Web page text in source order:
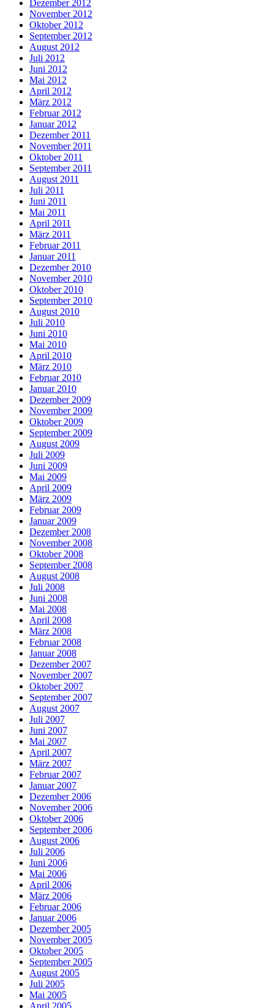
Dezember 2012
November 2012
Oktober 2012
September 2012
August 2012
Juli 2012
Juni 2012
Mai 2012
April 2012
März 2012
Februar 2012
Januar 2012
Dezember 2011
November 2011
Oktober 2011
September 2011
August 2011
Juli 2011
Juni 2011
Mai 2011
April 2011
März 2011
Februar 2011
Januar 2011
Dezember 2010
November 2010
Oktober 2010
September 2010
August 2010
Juli 2010
Juni 2010
Mai 2010
April 2010
März 2010
Februar 2010
Januar 2010
Dezember 2009
November 2009
Oktober 2009
September 2009
August 2009
Juli 2009
Juni 2009
Mai 2009
April 2009
März 2009
Februar 2009
Januar 2009
Dezember 2008
November 2008
Oktober 2008
September 2008
August 2008
Juli 2008
Juni 2008
Mai 2008
April 2008
März 2008
Februar 2008
Januar 2008
Dezember 2007
November 2007
Oktober 2007
September 2007
August 2007
Juli 2007
Juni 2007
Mai 2007
April 2007
März 2007
Februar 2007
Januar 2007
Dezember 2006
November 2006
Oktober 2006
September 2006
August 2006
Juli 2006
Juni 2006
Mai 2006
April 2006
März 2006
Februar 2006
Januar 2006
Dezember 2005
November 2005
Oktober 2005
September 2005
August 2005
Juli 2005
Mai 2005